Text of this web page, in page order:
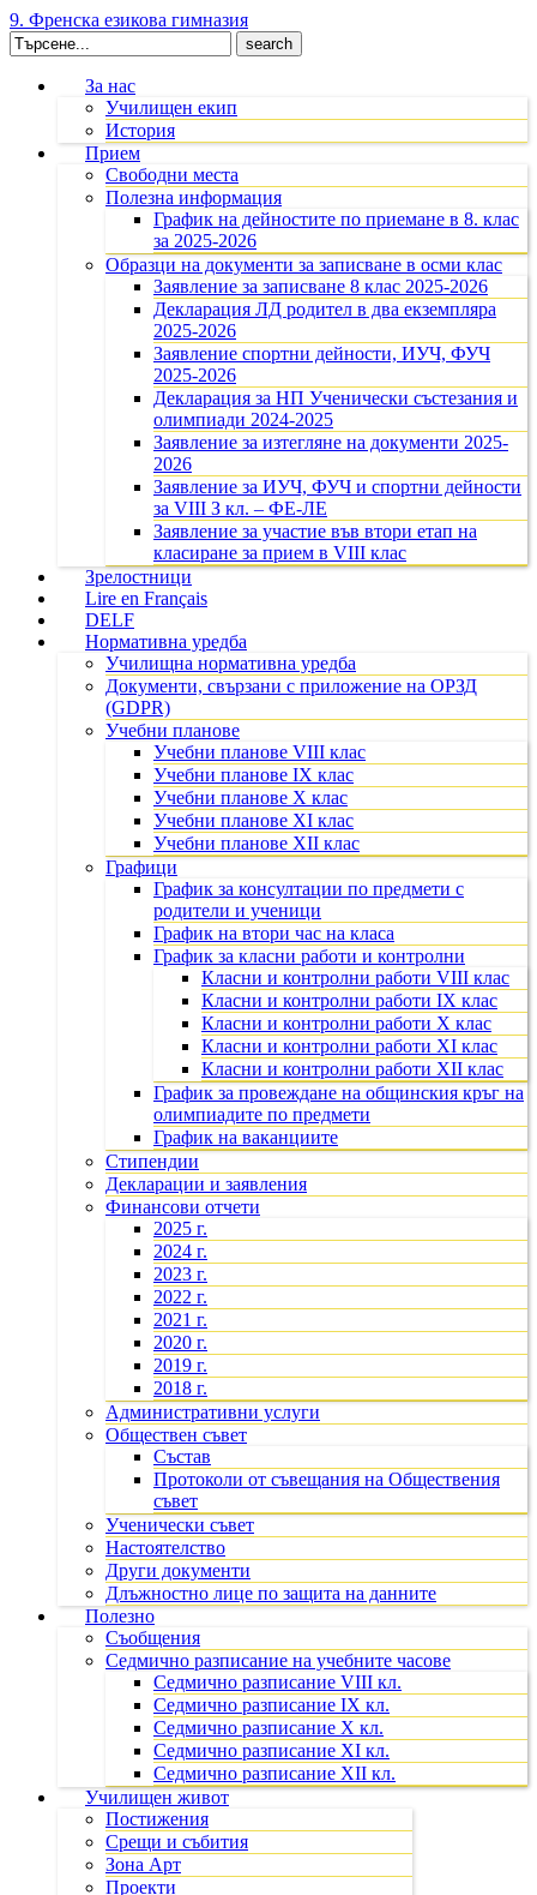
9. Френска езикова гимназия
Search
for:
За нас
Училищен екип
История
Прием
Свободни места
Полезна информация
График на дейностите по приемане в 8. клас
за 2025-2026
Образци на документи за записване в осми клас
Заявление за записване 8 клас 2025-2026
Декларация ЛД родител в два екземпляра
2025-2026
Заявление спортни дейности, ИУЧ, ФУЧ
2025-2026
Декларация за НП Ученически състезания и
олимпиади 2024-2025
Заявление за изтегляне на документи 2025-
2026
Заявление за ИУЧ, ФУЧ и спортни дейности
за VIII З кл. – ФЕ-ЛЕ
Заявление за участие във втори етап на
класиране за прием в VIII клас
Зрелостници
Lire en Français
DELF
Нормативна уредба
Училищна нормативна уредба
Документи, свързани с приложение на ОРЗД
(GDPR)
Учебни планове
Учебни планове VIII клас
Учебни планове IX клас
Учебни планове X клас
Учебни планове XI клас
Учебни планове XII клас
Графици
График за консултации по предмети с
родители и ученици
График на втори час на класа
График за класни работи и контролни
Класни и контролни работи VIII клас
Класни и контролни работи IX клас
Класни и контролни работи X клас
Класни и контролни работи XI клас
Класни и контролни работи XII клас
График за провеждане на общинския кръг на
олимпиадите по предмети
График на ваканциите
Стипендии
Декларации и заявления
Финансови отчети
2025 г.
2024 г.
2023 г.
2022 г.
2021 г.
2020 г.
2019 г.
2018 г.
Административни услуги
Обществен съвет
Състав
Протоколи от съвещания на Обществения
съвет
Ученически съвет
Настоятелство
Други документи
Длъжностно лице по защита на данните
Полезно
Съобщения
Седмично разписание на учебните часове
Седмично разписание VIII кл.
Седмично разписание IX кл.
Седмично разписание X кл.
Седмично разписание XI кл.
Седмично разписание XII кл.
Училищен живот
Постижения
Срещи и събития
Зона Арт
Проекти